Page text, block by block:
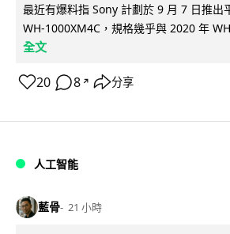
最近有爆料指 Sony 計劃於 9 月 7 日推出
WH-1000XM4C，規格幾乎與 2020 年
全文
20 8 ↗ 分享
人工智能
藍骨 21 小時